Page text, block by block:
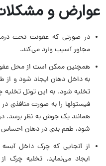
عوارض و
در صورتی که عفونت تحت
مجاور آسیب وارد می‌کند.
همچنین ممکن است از محل
به داخل دهان ایجاد شود و از
تخلیه شود. به این تونل
فیستولها را به صورت منافذی
همانند یک جوش به نظر برسد.
شود، طعم بدی در دهان احساس
از آنجایی‌ که چرک داخل
ایجاد می‌نماید. تخلیه چرک